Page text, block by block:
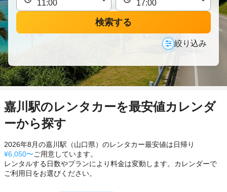
検索する
絞り込み
嘉川駅のレンタカーを最安値カレンダ
ーから探す
2026年8月の嘉川駅（山口県）のレンタカー最安値は日帰り
¥6,050〜ご用意しています。
レンタルする日数やプランにより料金は変動します。カレンダーで
ご利用日をお選びください。